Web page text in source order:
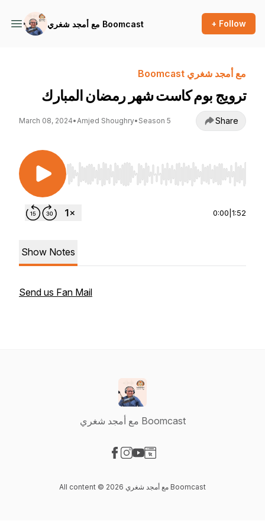
مع أمجد شغري Boomcast + Follow
مع أمجد شغري Boomcast
ترويج بوم كاست شهر رمضان المبارك
March 08, 2024•Amjed Shoughry• Season 5 Share
Use Left/Right to seek, Home/End to jump to
0:00 1:52
Show Notes
Send us Fan Mail
مع أمجد شغري Boomcast
All content © 2026 مع أمجد شغري Boomcast